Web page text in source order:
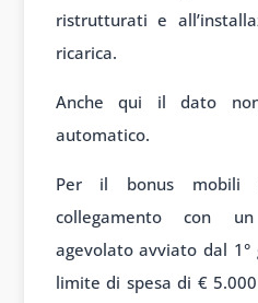
ristrutturati e
ricarica.
Anche qui il dato
automatico.
Per il bonus mobili
collegamento con
agevolato avviato dal
limite di spesa di €